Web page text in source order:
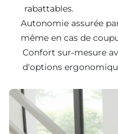
rabattables.
Autonomie assurée
même en cas de
Confort sur-mesure
d'options